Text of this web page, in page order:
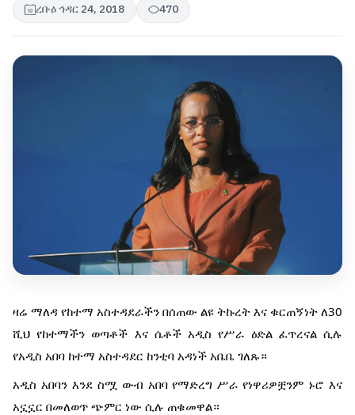
ረቡዕ ኅዳር 24, 2018 470
ዛሬ ማለዳ የከተማ አስተዳደራችን በሰጠው ልዩ ትኩረት እና ቁርጠኝነት ለ30
ሺህ የከተማችን ወጣቶች እና ሴቶች አዲስ የሥራ ዕድል ፈጥረናል ሲሉ
የአዲስ አበባ ከተማ አስተዳደር ከንቲባ አዳነች አቤቤ ገለጹ።
አዲስ አበባን እንደ ስሟ ውብ አበባ የማድረግ ሥራ የነዋሪዎቿንም ኑሮ እና
አኗኗር በመለወጥ ጭምር ነው ሲሉ ጠቁመዋል።